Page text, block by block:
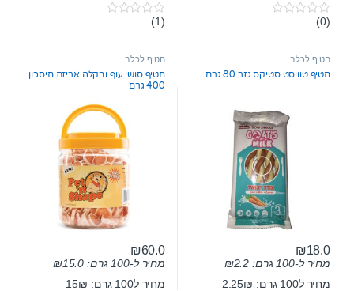
0
t
f
(0)
0
t
f
5
(1)
חטיף לכלב
חטיף טוויסט סטיקס גזר 80 גרם
₪18.0
מחיר ל-100 גרם: ₪2.2
מחיר ל100 גרם: 2.25₪
חטיף לכלב
חטיף סושי עוף ובקלה אריזת חיסכון
400 גרם
₪60.0
מחיר ל-100 גרם: ₪15.0
מחיר ל100 גרם: 15₪